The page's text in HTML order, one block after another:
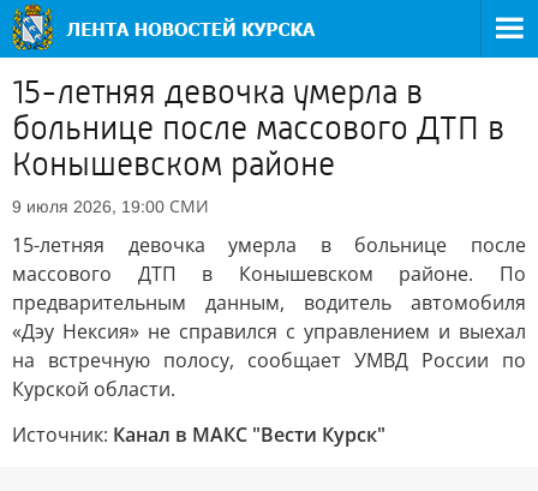
15-летняя девочка умерла в
больнице после массового ДТП в
Конышевском районе
9 июля 2026, 19:00 СМИ
15-летняя девочка умерла в больнице после
массового ДТП в Конышевском районе. По
предварительным данным, водитель автомобиля
«Дэу Нексия» не справился с управлением и выехал
на встречную полосу, сообщает УМВД России по
Курской области.
Источник: Канал в МАКС "Вести Курск"